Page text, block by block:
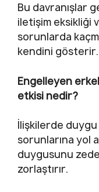
Bu davranışlar
iletişim eksikliği
sorunlarda
kendini gösterir.
Engelleyen
etkisi nedir?
İlişkilerde
sorunlarına yol
duygusunu
zorlaştırır.